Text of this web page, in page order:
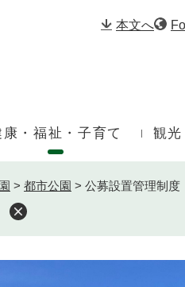
本文へ
康・福祉・子育て 観
> 都市公園 > 公募設置管理制度